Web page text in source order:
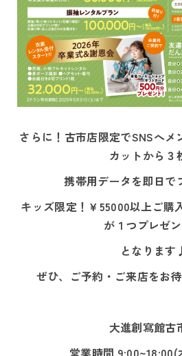
さらに！古市店限定でSNSへメ
カットから３
携帯用データを即日で
キッズ限定！￥55000以上ご購
が１つプレゼン
となります
ぜひ、ご予約・ご来店をお
大進創寫館古
営業時間